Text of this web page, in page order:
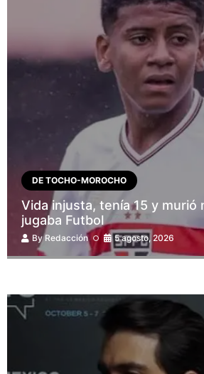
DE TOCHO-MOROCHO
Vida injusta, tenía 15 y murió
jugaba Futbol
ByRedacción 5 agosto, 2026